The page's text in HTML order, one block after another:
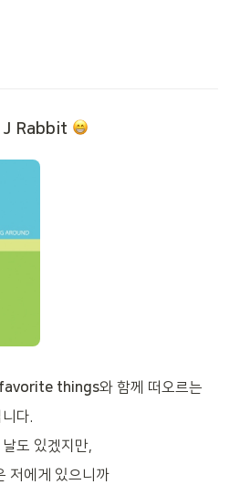
J Rabbit
things와 함께 떠오르는
다.
도 있겠지만,
저에게 있으니까